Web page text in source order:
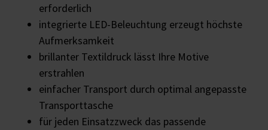
erforderlich
integrierte LED-Beleuchtung erzeugt höchste
Aufmerksamkeit
brillanter Textildruck lässt Ihre Motive
erstrahlen
einfacher Transport durch optimal angepasste
Transporttasche
für jeden Einsatzzweck das passende